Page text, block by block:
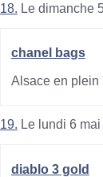
18. Le dimanche
chanel bags
Alsace en plein
19. Le lundi 6
diablo 3 gold